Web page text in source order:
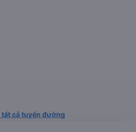
tất cả tuyến đường